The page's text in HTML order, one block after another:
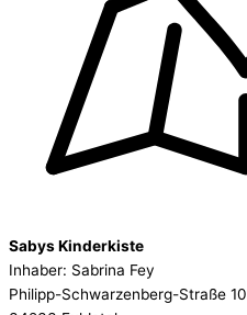
Sabys Kinderkiste
Inhaber: Sabrina Fey
Philipp-Schwarzenberg-Straße 10